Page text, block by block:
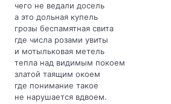
чего не ведали досель
а это дольная купель
грозы беспамятная свита
где числа розами увиты
и мотыльковая метель
тепла над видимым покоем
златой таящим окоем
где понимание такое
не нарушается вдвоем.